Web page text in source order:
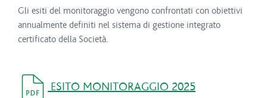
Gli esiti del monitoraggio vengono confrontati con obiettivi
annualmente definiti nel sistema di gestione integrato
certificato della Società.
ESITO MONITORAGGIO 2025